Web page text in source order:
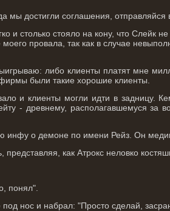
мы достигли соглашения, отправляйся
и столько стояло на кону, что Слейк не
провала, так как в случае
либо клиенты платят мне
были такие хорошие клиенты.
и клиенты могли идти в
- древнему, располагавшемуся
инфу о демоне по имени Рейз. Он
представляя, как Атрокс неловко
понял".
нос и набрал: "Просто сделай,